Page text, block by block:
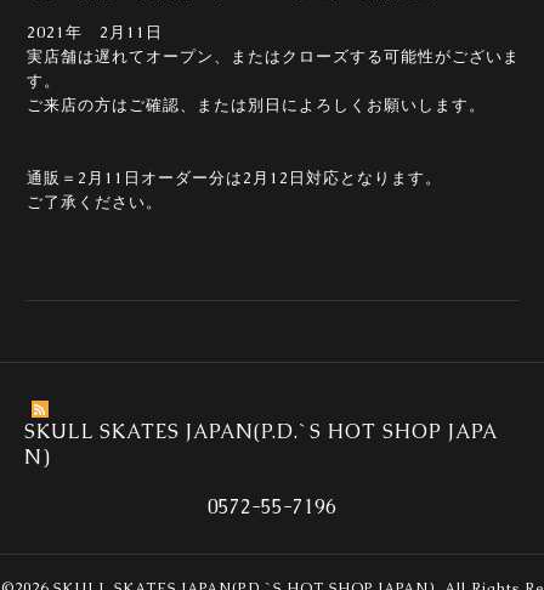
2021年 2月11日
実店舗は遅れてオープン、またはクローズする可能性がございま
す。
ご来店の方はご確認、または別日によろしくお願いします。
通販＝2月11日オーダー分は2月12日対応となります。
ご了承ください。
SKULL SKATES JAPAN(P.D.`S HOT SHOP JAPA
N)
0572-55-7196